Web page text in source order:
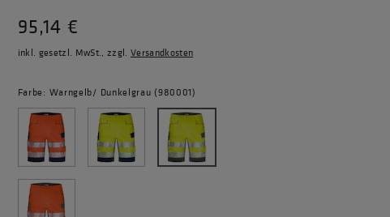
95,14 €
inkl. gesetzl. MwSt., zzgl. Versandkosten
Farbe: Warngelb/ Dunkelgrau (980001)